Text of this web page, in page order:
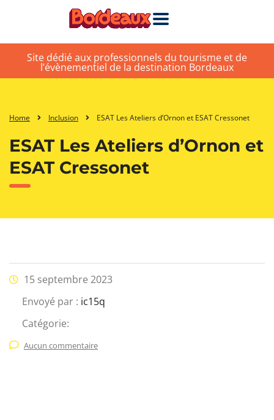
Site dédié aux professionnels du tourisme et de
l’évènementiel de la destination Bordeaux
Home Inclusion ESAT Les Ateliers d’Ornon et ESAT Cressonet
ESAT Les Ateliers d’Ornon et
ESAT Cressonet
15 septembre 2023
Envoyé par : ic15q
Catégorie:
Aucun commentaire